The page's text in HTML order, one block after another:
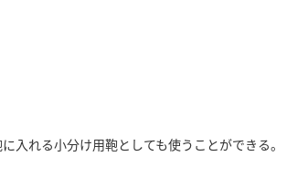
入れる小分け用鞄としても使うことができる。